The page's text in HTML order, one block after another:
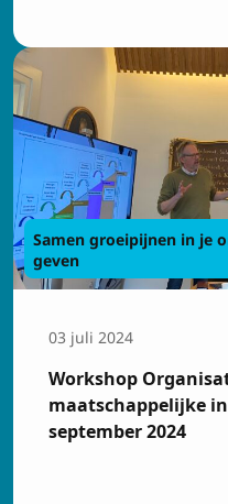
Samen groeipijnen in je
geven
03 juli 2024
Workshop
maatschappelijke
september 2024